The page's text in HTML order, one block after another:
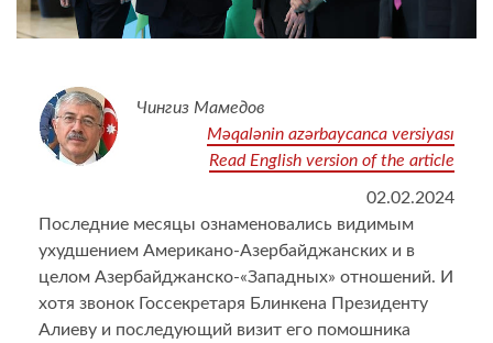
Чингиз Мамедов
Məqalənin azərbaycanca versiyası
Read English version of the article
02.02.2024
Последние месяцы ознаменовались видимым
ухудшением Американо-Азербайджанских и в
целом Азербайджанско-«Западных» отношений. И
хотя звонок Госсекретаря Блинкена Президенту
Алиеву и последующий визит его помошника